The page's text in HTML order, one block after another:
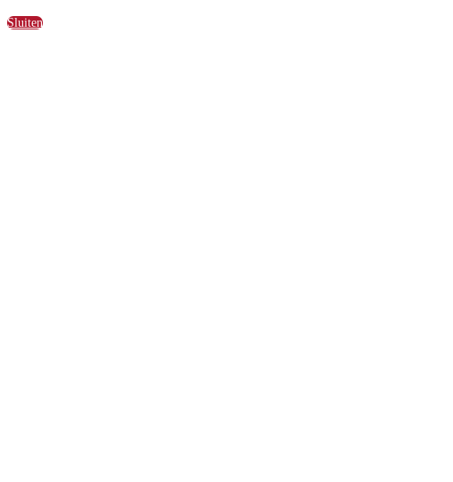
Sluiten